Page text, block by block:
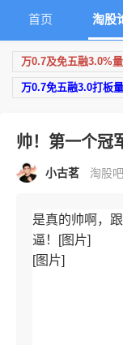
首页 淘股
万0.7及免五融3.0%
万0.7免五融3.0打板
帅！第一个冠
小古茗 淘股
是真的帅啊，
逼！[图片]
[图片]